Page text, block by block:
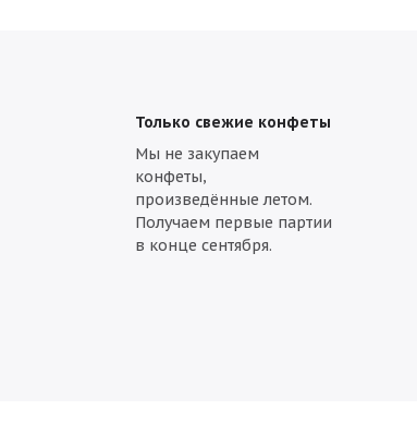
Только свежие конфеты
Мы не закупаем
конфеты,
произведённые летом.
Получаем первые партии
в конце сентября.